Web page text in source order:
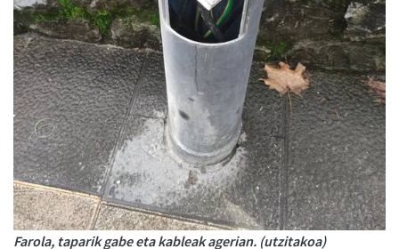
Farola, taparik gabe eta kableak agerian. (utzitakoa)